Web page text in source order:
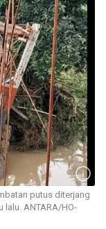
putus diterjang
ANTARA/HO-